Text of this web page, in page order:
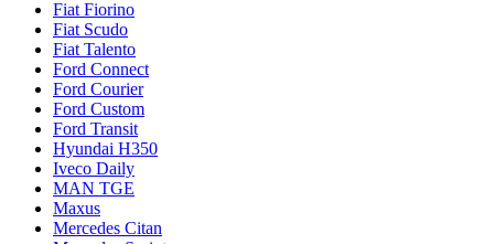
Fiat Fiorino
Fiat Scudo
Fiat Talento
Ford Connect
Ford Courier
Ford Custom
Ford Transit
Hyundai H350
Iveco Daily
MAN TGE
Maxus
Mercedes Citan